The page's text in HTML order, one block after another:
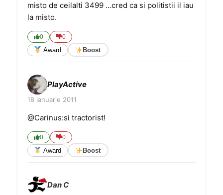
misto de ceilalti 3499 …cred ca si politistii il iau
la misto.
0 0
Award Boost
PlayActive
18 ianuarie 2011
@Carinus:si tractorist!
0 0
Award Boost
Dan C